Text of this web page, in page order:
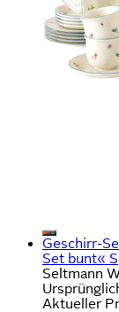
Geschirr-
Set bunt«
Seltmann
Aktueller